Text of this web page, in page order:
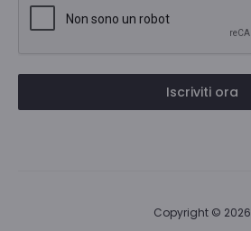
Iscriviti ora
Copyright © 2026